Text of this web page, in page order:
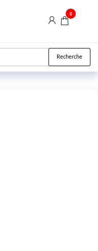
0
Recherche